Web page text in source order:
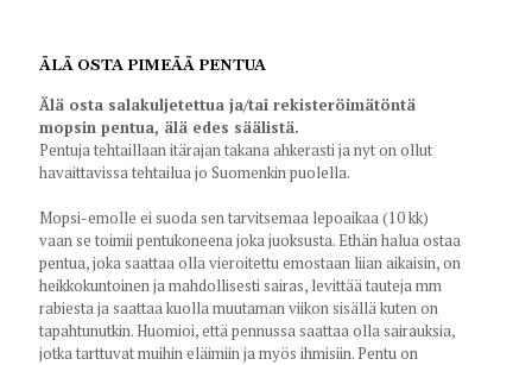
ÄLÄ OSTA PIMEÄÄ PENTUA
Älä osta salakuljetettua ja/tai rekisteröimätöntä
mopsin pentua, älä edes säälistä.
Pentuja tehtaillaan itärajan takana ahkerasti ja nyt on ollut
havaittavissa tehtailua jo Suomenkin puolella.
Mopsi-emolle ei suoda sen tarvitsemaa lepoaikaa (10 kk)
vaan se toimii pentukoneena joka juoksusta. Ethän halua ostaa
pentua, joka saattaa olla vieroitettu emostaan liian aikaisin, on
heikkokuntoinen ja mahdollisesti sairas, levittää tauteja mm
rabiesta ja saattaa kuolla muutaman viikon sisällä kuten on
tapahtunutkin. Huomioi, että pennussa saattaa olla sairauksia,
jotka tarttuvat muihin eläimiin ja myös ihmisiin. Pentu on